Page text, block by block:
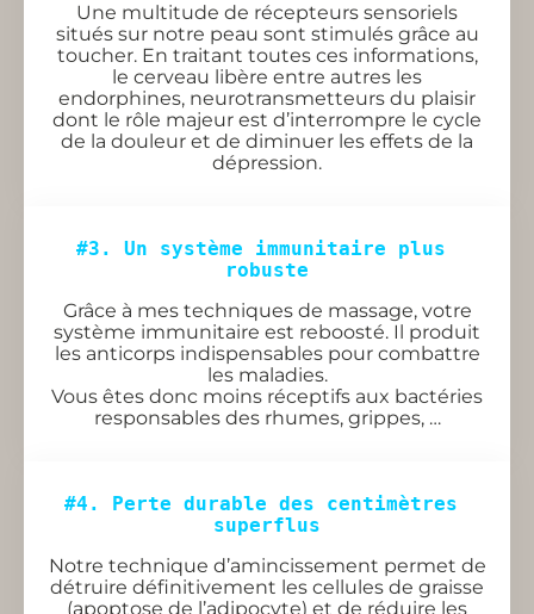
Une multitude de récepteurs sensoriels
situés sur notre peau sont stimulés grâce au
toucher. En traitant toutes ces informations,
le cerveau libère entre autres les
endorphines, neurotransmetteurs du plaisir
dont le rôle majeur est d’interrompre le cycle
de la douleur et de diminuer les effets de la
dépression.
#3. Un système immunitaire plus
robuste
Grâce à mes techniques de massage, votre
système immunitaire est reboosté. Il produit
les anticorps indispensables pour combattre
les maladies.
Vous êtes donc moins réceptifs aux bactéries
responsables des rhumes, grippes, …
#4. Perte durable des centimètres
superflus
Notre technique d’amincissement permet de
détruire définitivement les cellules de graisse
(apoptose de l’adipocyte) et de réduire les